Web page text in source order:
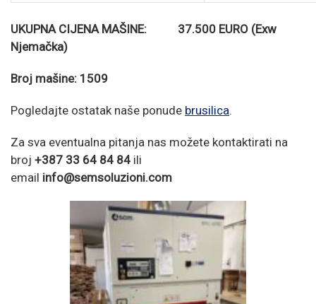
UKUPNA CIJENA MAŠINE: 37.500 EURO (Exw
Njemačka)
Broj mašine: 1509
Pogledajte ostatak naše ponude brusilica.
Za sva eventualna pitanja nas možete kontaktirati na
broj +387 33 64 84 84 ili
email info@semsoluzioni.com